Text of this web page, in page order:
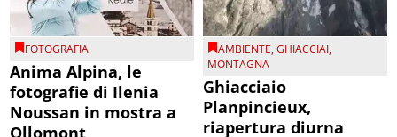
FOTOGRAFIA
Anima Alpina, le
fotografie di Ilenia
Noussan in mostra a
Ollomont
AMBIENTE,GHIACCIAI,
MONTAGNA
Ghiacciaio
Planpincieux,
riapertura diurna